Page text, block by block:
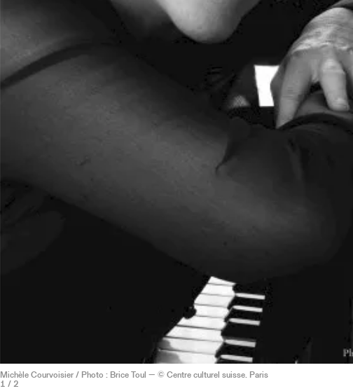
Michèle Courvoisier / Photo : Brice Toul — © Centre culturel suisse. Paris
1 / 2